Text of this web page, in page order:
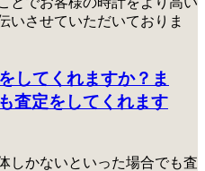
いさせていただいておりま
してくれますか？ま
査定をしてくれます
しかないといった場合でも査